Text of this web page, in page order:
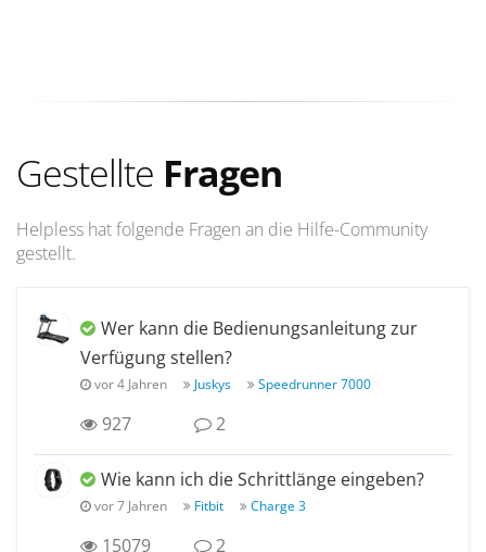
Gestellte Fragen
Helpless hat folgende Fragen an die Hilfe-Community
gestellt.
Wer kann die Bedienungsanleitung zur
Verfügung stellen?
vor 4 Jahren Juskys Speedrunner 7000
927 2
Wie kann ich die Schrittlänge eingeben?
vor 7 Jahren Fitbit Charge 3
15079 2